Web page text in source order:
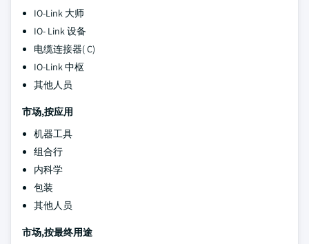
IO-Link 大师
IO- Link 设备
电缆连接器( C)
IO-Link 中枢
其他人员
市场,按应用
机器工具
组合行
内科学
包装
其他人员
市场,按最终用途